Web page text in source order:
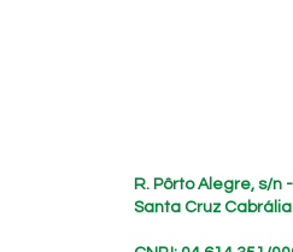
R. Pôrto Alegre, s/n
Santa Cruz